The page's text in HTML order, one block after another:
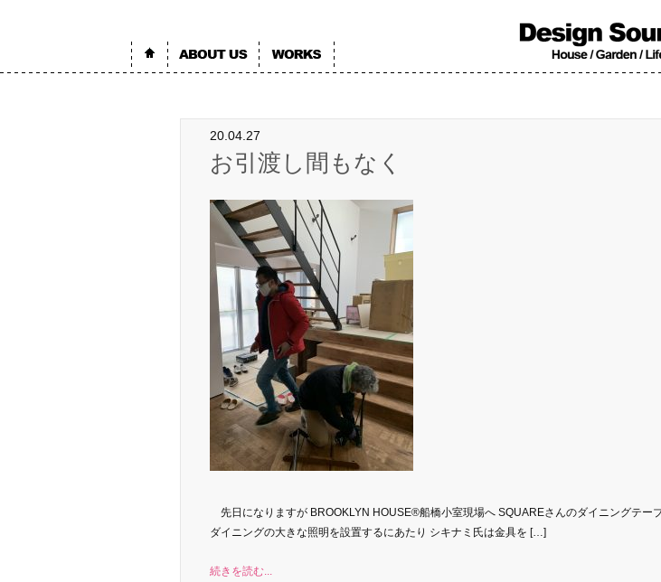
20.04.27
お引渡し間もなく
先日になりますが BROOKLYN HOUSE®船橋小室現場へ SQUAREさんのダイニングテー
ダイニングの大きな照明を設置するにあたり シキナミ氏は金具を […]
続きを読む...